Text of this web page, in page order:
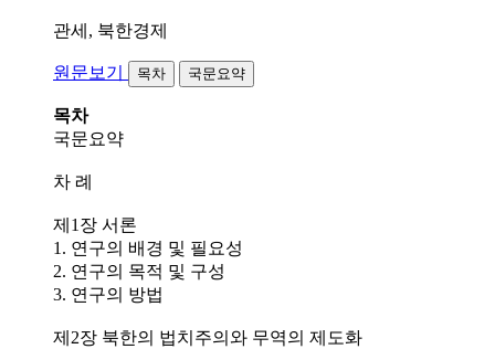
관세, 북한경제
원문보기 목차 국문요약
목차
국문요약
차 례
제1장 서론
1. 연구의 배경 및 필요성
2. 연구의 목적 및 구성
3. 연구의 방법
제2장 북한의 법치주의와 무역의 제도화